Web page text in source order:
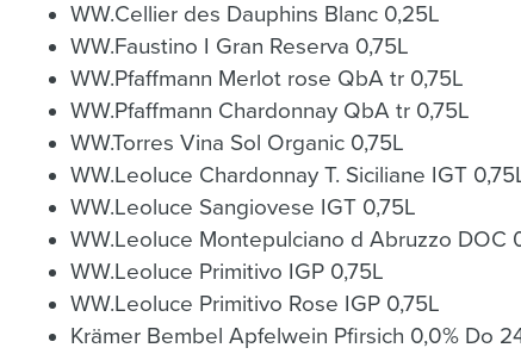
WW.Cellier des Dauphins Blanc 0,25L
WW.Faustino I Gran Reserva 0,75L
WW.Pfaffmann Merlot rose QbA tr 0,75L
WW.Pfaffmann Chardonnay QbA tr 0,75L
WW.Torres Vina Sol Organic 0,75L
WW.Leoluce Chardonnay T. Siciliane IGT
WW.Leoluce Sangiovese IGT 0,75L
WW.Leoluce Montepulciano d Abruzzo DOC
WW.Leoluce Primitivo IGP 0,75L
WW.Leoluce Primitivo Rose IGP 0,75L
Krämer Bembel Apfelwein Pfirsich 0,0% Do